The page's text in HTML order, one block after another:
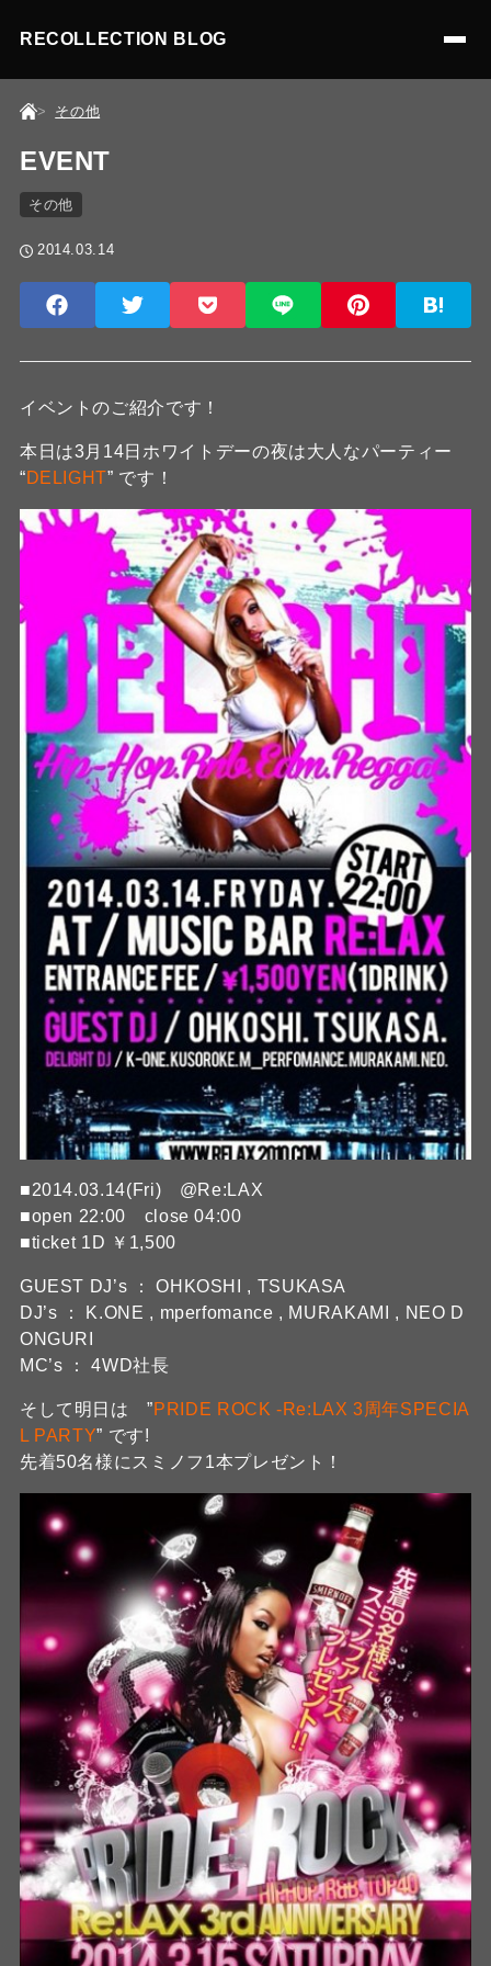
RECOLLECTION BLOG
その他
EVENT
その他
2014.03.14
イベントのご紹介です！
本日は3月14日ホワイトデーの夜は大人なパーティー
“DELIGHT” です！
■2014.03.14(Fri) @Re:LAX
■open 22:00 close 04:00
■ticket 1D ￥1,500
GUEST DJ’s ： OHKOSHI , TSUKASA
DJ’s ： K.ONE , mperfomance , MURAKAMI , NEO D
ONGURI
MC’s ： 4WD社長
そして明日は ”PRIDE ROCK -Re:LAX 3周年SPECIA
L PARTY” です!
先着50名様にスミノフ1本プレゼント！